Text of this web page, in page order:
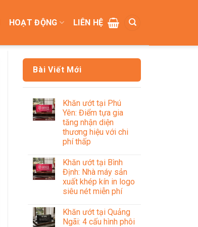
HOẠT ĐỘNG LIÊN HỆ
Bài Viết Mới
Khăn ướt tại Phú
Yên: Điểm tựa gia
tăng nhận diện
thương hiệu với chi
phí thấp
Khăn ướt tại Bình
Định: Nhà máy sản
xuất khép kín in logo
siêu nét miễn phí
Khăn ướt tại Quảng
Ngãi: 4 cấu hình phôi